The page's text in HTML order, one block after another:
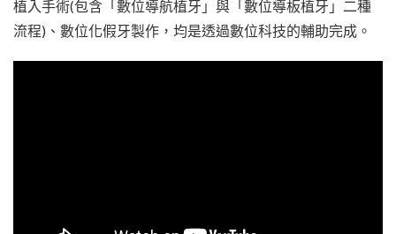
植入手術(包含「數位導航植牙」與「數位導板植牙」二種
流程)、數位化假牙製作，均是透過數位科技的輔助完成。